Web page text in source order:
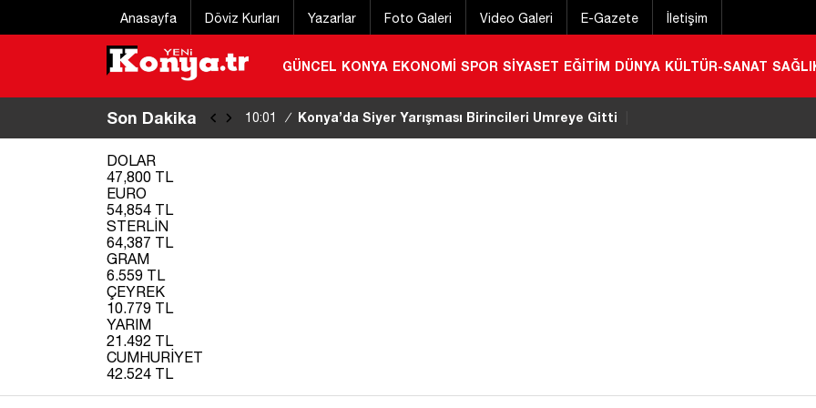
Anasayfa Döviz Kurları Yazarlar Foto Galeri Video Galeri E-Gazete İletişim
GÜNCEL KONYA EKONOMİ SPOR SİYASET EĞİTİM DÜNYA KÜLTÜR-SANAT
Son Dakika 10:01 / Konya’da Siyer Yarışması Birincileri Umreye Gitti
DOLAR
47,800 TL
EURO
54,854 TL
STERLİN
64,387 TL
GRAM
6.559 TL
ÇEYREK
10.779 TL
YARIM
21.492 TL
CUMHURİYET
42.524 TL